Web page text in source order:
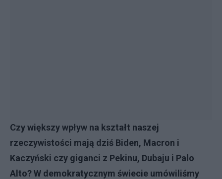
Czy większy wpływ na kształt naszej
rzeczywistości mają dziś Biden, Macron i
Kaczyński czy giganci z Pekinu, Dubaju i Palo
Alto? W demokratycznym świecie umówiliśmy